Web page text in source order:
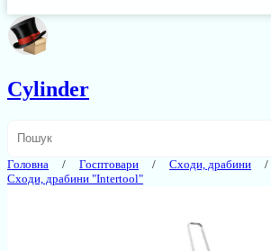
Cylinder
Головна Госптовари
Сходи, драбини
Сходи, драбини "Intertool"